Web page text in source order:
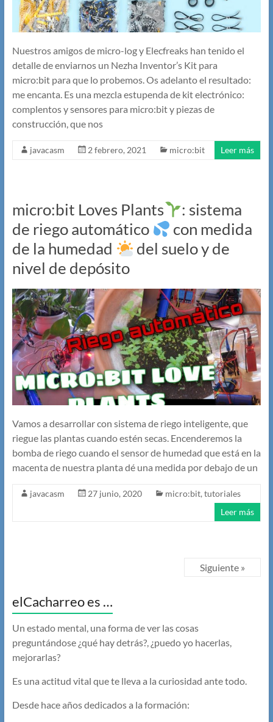
Nuestros amigos de micro-log y Elecfreaks han tenido el
detalle de enviarnos un Nezha Inventor’s Kit para
micro:bit para que lo probemos. Os adelanto el resultado:
me encanta. Es una mezcla estupenda de kit electrónico:
complentos y sensores para micro:bit y piezas de
construcción, que nos
javacasm 2 febrero, 2021 micro:bit Leer más
micro:bit Loves Plants
: sistema
de riego automático
con medida
de la humedad
del suelo y de
nivel de depósito
Vamos a desarrollar con sistema de riego inteligente, que
riegue las plantas cuando estén secas. Encenderemos la
bomba de riego cuando el sensor de humedad que está en la
macenta de nuestra planta dé una medida por debajo de un
javacasm 27 junio, 2020 micro:bit, tutoriales
Leer más
Siguiente »
elCacharreo es …
Un estado mental, una forma de ver las cosas
preguntándose ¿qué hay detrás?, ¿puedo yo hacerlas,
mejorarlas?
Es una actitud vital que te lleva a la curiosidad ante todo.
Desde hace años dedicados a la formación: